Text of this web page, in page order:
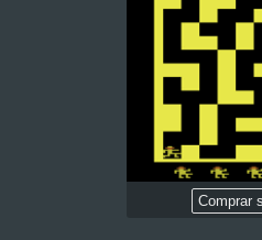
Comprar